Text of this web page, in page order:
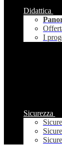
Didattica
I
Sicurezza